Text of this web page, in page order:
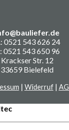
0521 543 626 24
0521 543 650 96
Krackser Str. 12
33659 Bielefeld
| Widerruf|